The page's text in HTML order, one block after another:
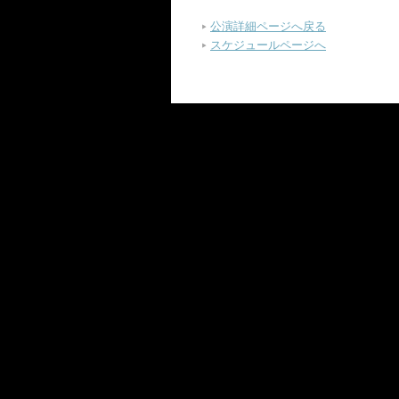
公演詳細ページへ戻る
スケジュールページへ